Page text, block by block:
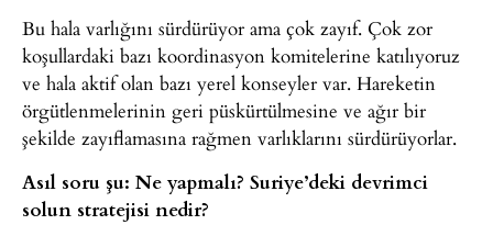
Bu hala varlığını sürdürüyor ama çok zayıf. Çok zor
koşullardaki bazı koordinasyon komitelerine katılıyoruz
ve hala aktif olan bazı yerel konseyler var. Hareketin
örgütlenmelerinin geri püskürtülmesine ve ağır bir
şekilde zayıflamasına rağmen varlıklarını sürdürüyorlar.
Asıl soru şu: Ne yapmalı? Suriye’deki devrimci
solun stratejisi nedir?